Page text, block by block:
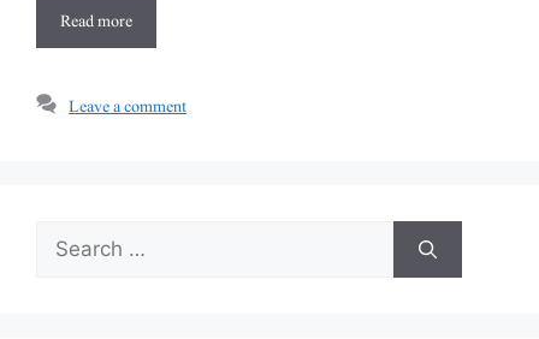
Read more
Leave a comment
Search
for: